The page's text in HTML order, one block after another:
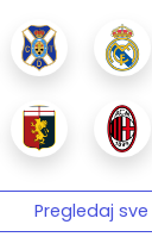
Pregledaj sve